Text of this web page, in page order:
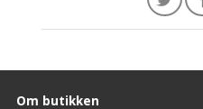
Om butikken